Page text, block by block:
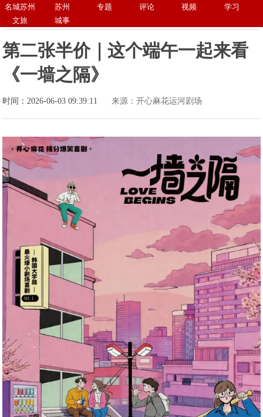
名城苏州 苏州 专题 评论 视频
学习
文旅
城事
第二张半价｜这个端午一起来看
《一墙之隔》
时间：2026-06-03 09:39:11 来源：开心麻花运河剧场